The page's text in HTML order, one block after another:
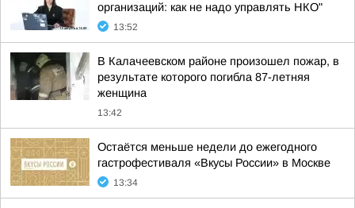
организаций: как не надо управлять НКО"
13:52
В Калачеевском районе произошел пожар, в
результате которого погибла 87-летняя
женщина
13:42
Остаётся меньше недели до ежегодного
гастрофестиваля «Вкусы России» в Москве
13:34